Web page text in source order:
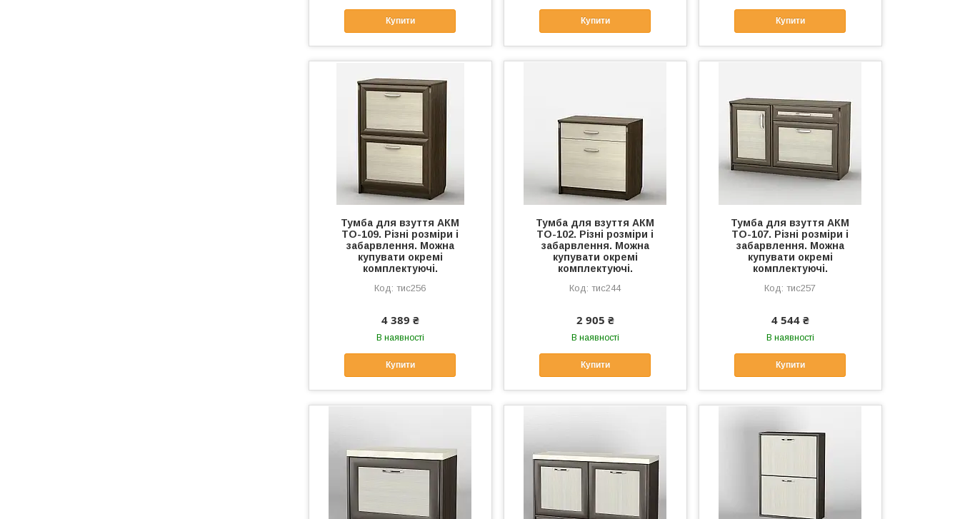
Купити Купити Купити
Тумба для взуття АКМ
ТО-109. Різні розміри і
забарвлення. Можна
купувати окремі
комплектуючі.
тис256
4 389 ₴
В наявності
Купити
Тумба для взуття АКМ
ТО-102. Різні розміри і
забарвлення. Можна
купувати окремі
комплектуючі.
тис244
2 905 ₴
В наявності
Купити
Тумба для взуття АКМ
ТО-107. Різні розміри і
забарвлення. Можна
купувати окремі
комплектуючі.
тис257
4 544 ₴
В наявності
Купити